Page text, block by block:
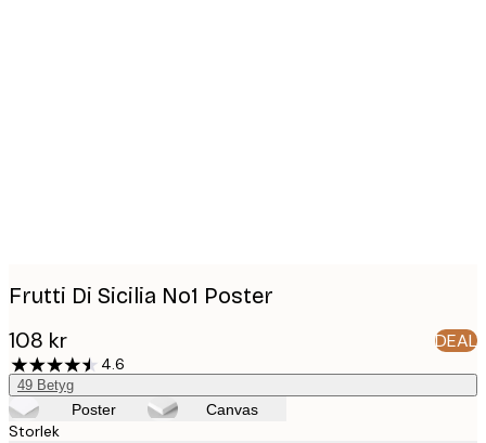
Frutti Di Sicilia No1 Poster
108 kr DEAL
4.6
49 Betyg
Poster Canvas
Storlek